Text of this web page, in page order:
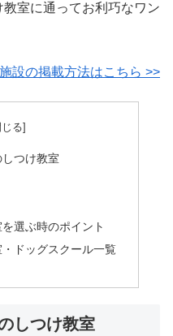
室に通ってお利巧なワン
設の掲載方法はこちら >>
つけ教室
選ぶ時のポイント
ドッグスクール一覧
しつけ教室